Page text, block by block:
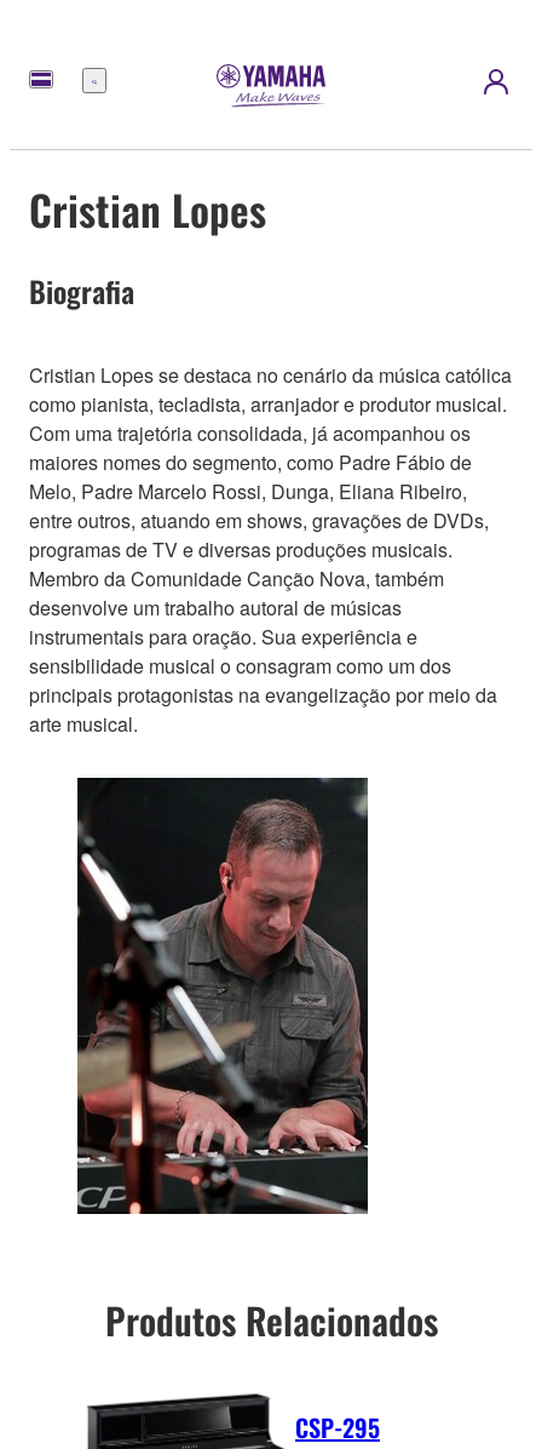
Menu
Cristian Lopes
Biografia
Cristian Lopes se destaca no cenário da música católica
como pianista, tecladista, arranjador e produtor musical.
Com uma trajetória consolidada, já acompanhou os
maiores nomes do segmento, como Padre Fábio de
Melo, Padre Marcelo Rossi, Dunga, Eliana Ribeiro,
entre outros, atuando em shows, gravações de DVDs,
programas de TV e diversas produções musicais.
Membro da Comunidade Canção Nova, também
desenvolve um trabalho autoral de músicas
instrumentais para oração. Sua experiência e
sensibilidade musical o consagram como um dos
principais protagonistas na evangelização por meio da
arte musical.
Produtos Relacionados
CSP-295